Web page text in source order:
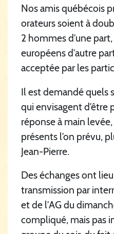
Nos amis québécois
orateurs soient à
2 hommes d’une
européens d’autre
acceptée par les
Il est demandé quels
qui envisagent d’être
réponse à main
présents l’on prévu,
Jean-Pierre.
Des échanges ont
transmission par
et de l’AG du
compliqué, mais pas